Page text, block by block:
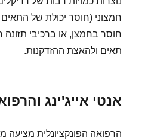
חמצוני (חוסר יכולת של התאים
חוסר בחמצן, או ברכיבי
תאים ולהאצת ההזדקנות.
אנטי אייג'ינג
הרפואה הפונקציונלית מציעה